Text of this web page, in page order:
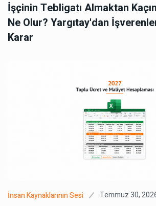
İşçinin Tebligatı Almaktan
Ne Olur? Yargıtay'dan
Karar
İnsan Kaynaklarının Sesi Temmuz 30,